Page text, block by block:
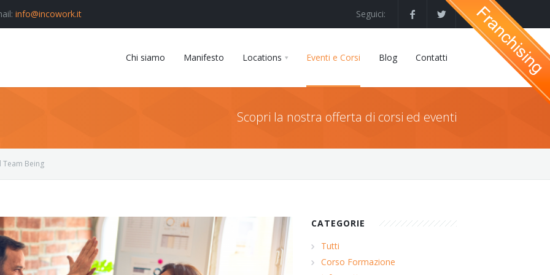
info@incowork.it Seguici:
Chi siamo Manifesto Locations Eventi e Corsi Blog Contatti
Scopri la nostra offerta di corsi ed eventi
Team Being
CATEGORIE
Tutti
Corso Formazione